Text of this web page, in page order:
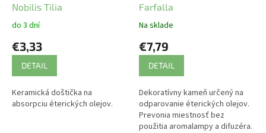
Nobilis Tilia
do 3 dní
€3,33
DETAIL
Keramická doštička na
absorpciu éterických olejov.
Farfalla
Na sklade
€7,79
DETAIL
Dekoratívny kameň určený na
odparovanie éterických olejov.
Prevonia miestnosť bez
použitia aromalampy a difuzéra.